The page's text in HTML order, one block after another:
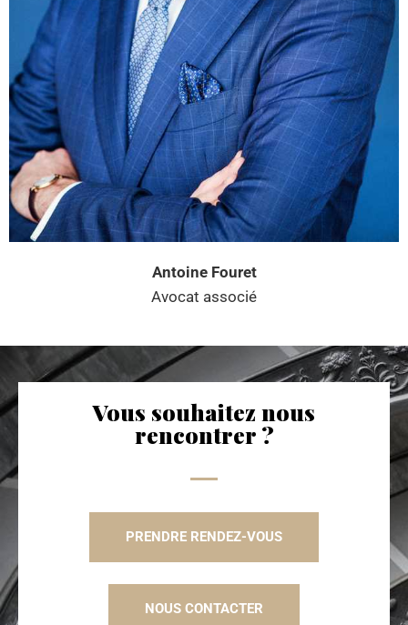
Antoine Fouret
Avocat associé
Vous souhaitez nous
rencontrer ?
PRENDRE RENDEZ-VOUS
NOUS CONTACTER